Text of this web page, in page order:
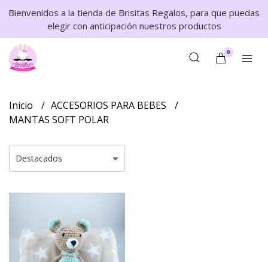
Bienvenidos a la tienda de Brisitas Regalos, para que puedas
elegir con anticipación nuestros productos
0
Inicio
ACCESORIOS PARA BEBES
MANTAS SOFT POLAR